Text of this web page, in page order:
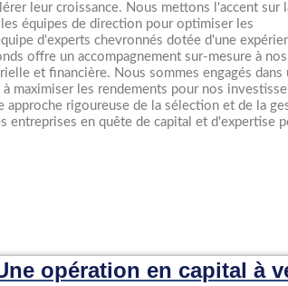
leur croissance. Nous mettons l'accent sur
équipes de direction pour optimiser les
d'experts chevronnés dotée d'une
offre un accompagnement sur-mesure à nos
et financière. Nous sommes engagés dans
maximiser les rendements pour nos
rigoureuse de la sélection et de la
entreprises en quête de capital et d'expertise
opération en capital à